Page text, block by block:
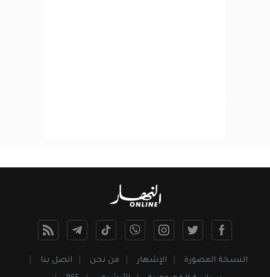
النسخة المصورة الإشهار من نحن
اتصل بنا